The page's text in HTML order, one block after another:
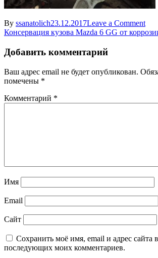
By ssanatolich23.12.2017Leave a Commenton
Навигация
по
записям
Консервация кузова Mazda 6 GG от
Добавить комментарий
Ваш адрес email не будет опубликован.
помечены *
Комментарий *
Имя
Email
Сайт
Сохранить моё имя, email и адрес сайта
последующих моих комментариев.